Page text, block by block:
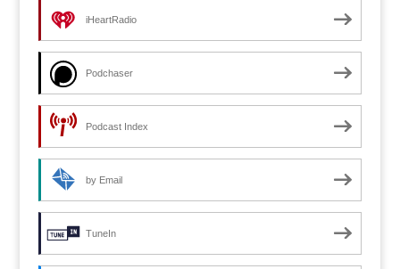
iHeartRadio
Podchaser
Podcast Index
by Email
TuneIn